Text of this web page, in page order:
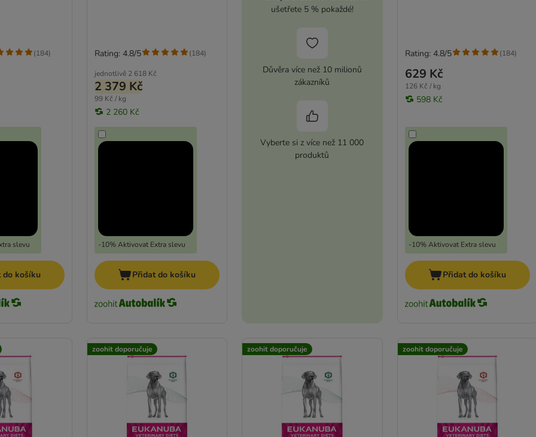
slevu
(184)
do košíku
jednotlivě 2 618 Kč
2 379 Kč
99 Kč / kg
2 260 Kč
-10% Aktivovat Extra slevu
Rating: 4.8/5 (184)
Přidat do košíku
ušetřete 5 % pokaždé!
Důvěra více než 10 milionů
zákazníků
Vyberte si z více než 11 000
produktů
629 Kč
126 Kč / kg
598 Kč
-10% Aktivovat Extra slevu
Rating: 4.8/5 (184)
Přidat do košíku
zoohit doporučuje zoohit doporučuje zoohit doporučuje